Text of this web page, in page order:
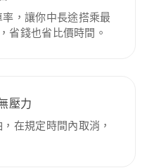
，讓你中長途搭乘最
省錢也省比價時間。
壓力
在規定時間內取消，